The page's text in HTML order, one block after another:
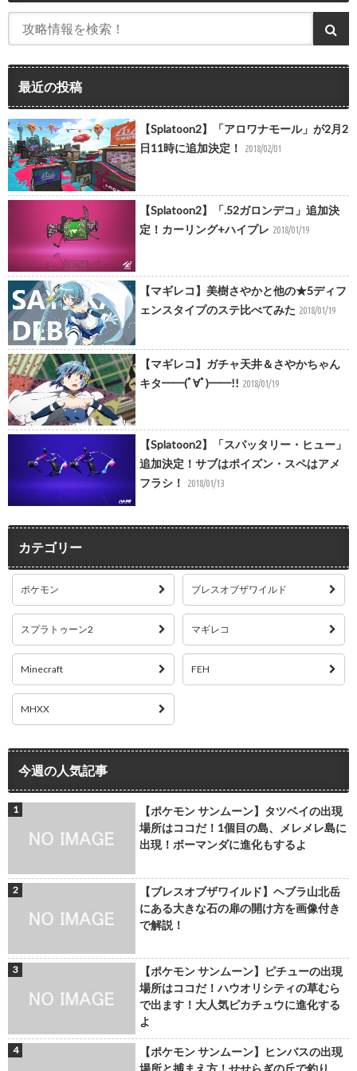
最近の投稿
【Splatoon2】「アロワナモール」が2月2
日11時に追加決定！
2018/02/01
【Splatoon2】「.52ガロンデコ」追加決
定！カーリング+ハイプレ 2018/01/19
【マギレコ】美樹さやかと他の★5ディフ
ェンスタイプのステ比べてみた 2018/01/19
【マギレコ】ガチャ天井＆さやかちゃん
キタ━━(ﾟ∀ﾟ)━━!! 2018/01/19
【Splatoon2】「スパッタリー・ヒュー」
追加決定！サブはポイズン・スペはアメ
フラシ！
2018/01/13
カテゴリー
ポケモン ブレスオブザワイルド
スプラトゥーン2 マギレコ
Minecraft FEH
MHXX
今週の人気記事
【ポケモン サンムーン】タツベイの出現
場所はココだ！1個目の島、メレメレ島に
出現！ボーマンダに進化もするよ
【ブレスオブザワイルド】ヘブラ山北岳
にある大きな石の扉の開け方を画像付き
で解説！
【ポケモン サンムーン】ピチューの出現
場所はココだ！ハウオリシティの草むら
で出ます！大人気ピカチュウに進化する
よ
【ポケモン サンムーン】ヒンバスの出現
場所と捕まえ方！せせらぎの丘で釣り、